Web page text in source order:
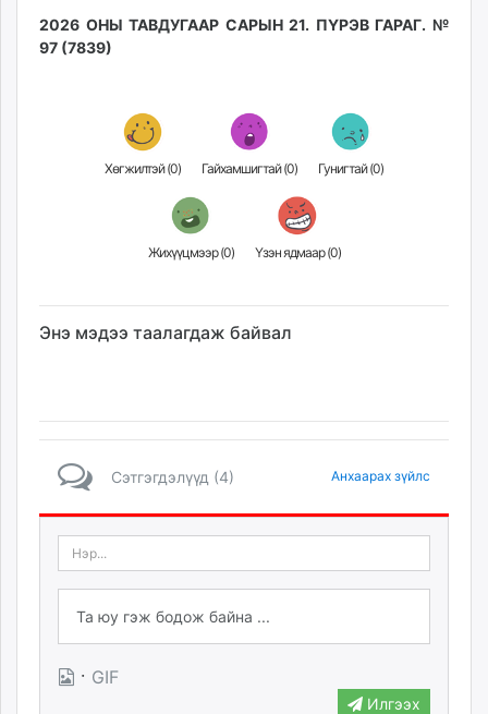
2026 ОНЫ ТАВДУГААР САРЫН 21. ПҮРЭВ ГАРАГ. №
97 (7839)
Хөгжилтэй (0) Гайхамшигтай (0) Гунигтай (0)
Жихүүцмээр (0) Үзэн ядмаар (0)
Энэ мэдээ таалагдаж байвал
Сэтгэгдэлүүд (4) Анхаарах зүйлс
· GIF
Илгээх